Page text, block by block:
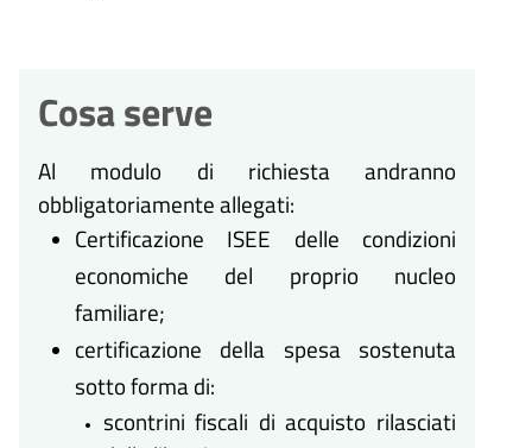
Cosa serve
Al modulo di richiesta andranno
obbligatoriamente allegati:
Certificazione ISEE delle condizioni
economiche del proprio nucleo
familiare;
certificazione della spesa sostenuta
sotto forma di:
scontrini fiscali di acquisto rilasciati